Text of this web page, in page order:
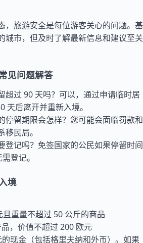
，旅游安全是每位游客关心的问题。基
城市，但及时了解最新信息和建议至关
见问题解答
超过 90 天吗？可以，通过申请临时居
天后离开并重新入境。
停留期限会怎样？您可能会面临罚款和
民局。
登记吗？免签国家的公民如果停留时间
登记。
境
重量不超过 50 公斤的商品
，价值不超过 200 欧元
现金（包括格里夫纳和外币）。如果